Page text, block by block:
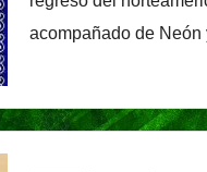
acompañado de